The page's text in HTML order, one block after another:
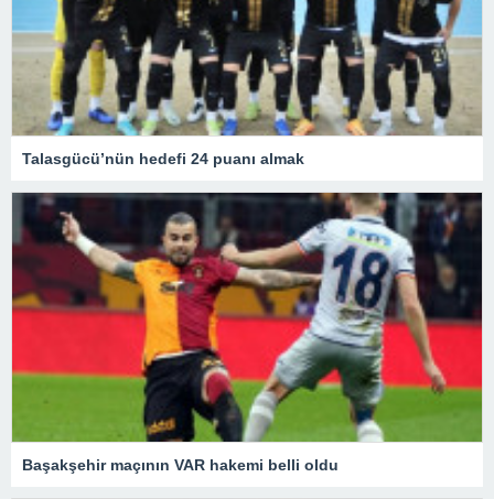
Talasgücü’nün hedefi 24 puanı almak
Başakşehir maçının VAR hakemi belli oldu